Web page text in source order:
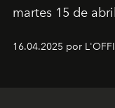
martes 15 de
16.04.2025 por